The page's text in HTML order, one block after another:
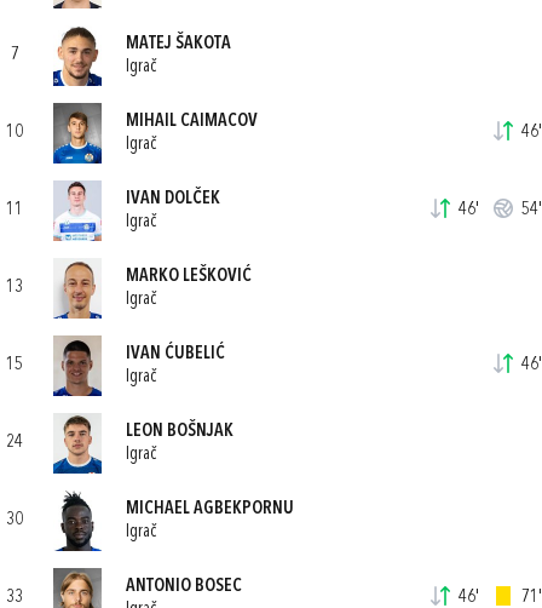
7
MATEJ ŠAKOTA
Igrač
10
MIHAIL CAIMACOV
Igrač
46'
11
IVAN DOLČEK
Igrač
46' 54'
13
MARKO LEŠKOVIĆ
Igrač
15
IVAN ĆUBELIĆ
Igrač
46'
24
LEON BOŠNJAK
Igrač
30
MICHAEL AGBEKPORNU
Igrač
33
ANTONIO BOSEC
46' 71'